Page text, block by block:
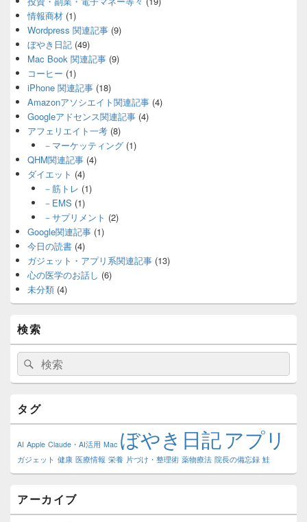
情報商材 (1)
Wordpress 関連記事 (9)
ぼやき日記 (49)
Mac Book 関連記事 (9)
コーヒー (1)
iPhone 関連記事 (18)
Amazonアソシエイト関連記事 (4)
Googleアドセンス関連記事 (4)
アフェリエイト一考 (8)
－マーケッティング(1)
QHM関連記事 (4)
ダイエット (4)
－筋トレ (1)
－EMS (1)
－サプリメント (2)
Google関連記事 (1)
今日の読書 (4)
ガジェット・アプリ系関連記事 (13)
心の医学のお話し (6)
未分類 (4)
検索
検
索:
検
索
タグ
AI Apple Claude・AI活用 Mac ぼやき日記アプリ
ガジェット 健康 医療情報 栄養 片づけ・整理術 薬物療法 院長の備忘録 鮭
アーカイブ